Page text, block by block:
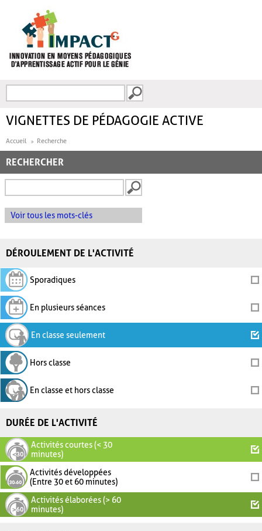
FORMULAIRE DE
VIGNETTES DE PÉDAGOGIE ACTIVE
Accueil Recherche
RECHERCHER
Voir tous les mots-clés
DÉROULEMENT DE L'ACTIVITÉ
Sporadiques
En plusieurs séances
En classe seulement
Hors classe
En classe et hors classe
DURÉE DE L'ACTIVITÉ
Activités courtes (< 30
minutes)
Activités développées
(Entre 30 et 60 minutes)
Activités élaborées (> 60
minutes)